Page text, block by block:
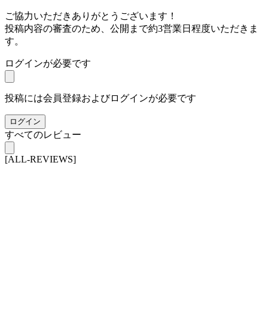
ご協力いただきありがとうございます！
投稿内容の審査のため、公開まで約3営業日程度いただきま
す。
ログインが必要です
投稿には会員登録およびログインが必要です
ログイン
すべてのレビュー
[ALL-REVIEWS]